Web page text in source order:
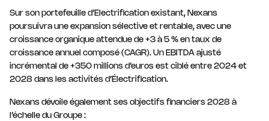
Sur son portefeuille d’Electrification existant, Nexans
poursuivra une expansion sélective et rentable, avec une
croissance organique attendue de +3 à 5 % en taux de
croissance annuel composé (CAGR). Un EBITDA ajusté
incrémental de +350 millions d’euros est ciblé entre 2024 et
2028 dans les activités d’Électrification.
Nexans dévoile également ses objectifs financiers 2028 à
l’échelle du Groupe :